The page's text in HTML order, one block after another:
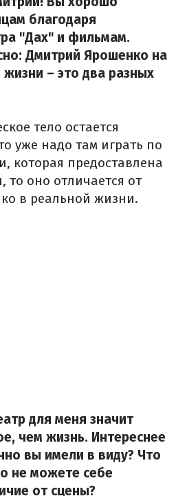
благодаря
"Дах" и фильмам.
Дмитрий Ярошенко на
жизни – это два разных
тело остается
уже надо там играть по
которая предоставлена
то оно отличается от
в реальной жизни.
для меня значит
чем жизнь. Интереснее
вы имели в виду? Что
не можете себе
от сцены?